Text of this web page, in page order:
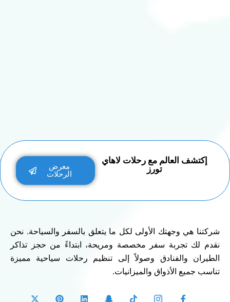
إكتشف العالم مع رحلات لاهاي
تورز
معرض
الرحلات
شركتنا هي وجهتك الأولى لكل ما يتعلق بالسفر والسياحة. نحن
نقدم لك تجربة سفر مخصصة ومريحة، ابتداءً من حجز تذاكر
الطيران والفنادق وصولاً إلى تنظيم رحلات سياحية مميزة
تناسب جميع الأذواق والميزانيات.